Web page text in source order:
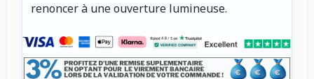
renoncer à une ouverture lumineuse.